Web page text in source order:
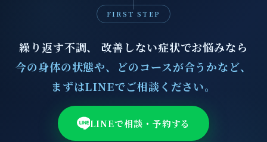
FIRST STEP
繰り返す不調、 改善しない症状でお悩みなら
今の身体の状態や、どのコースが合うかなど、
まずはLINEでご相談ください。
LINEで相談・予約する